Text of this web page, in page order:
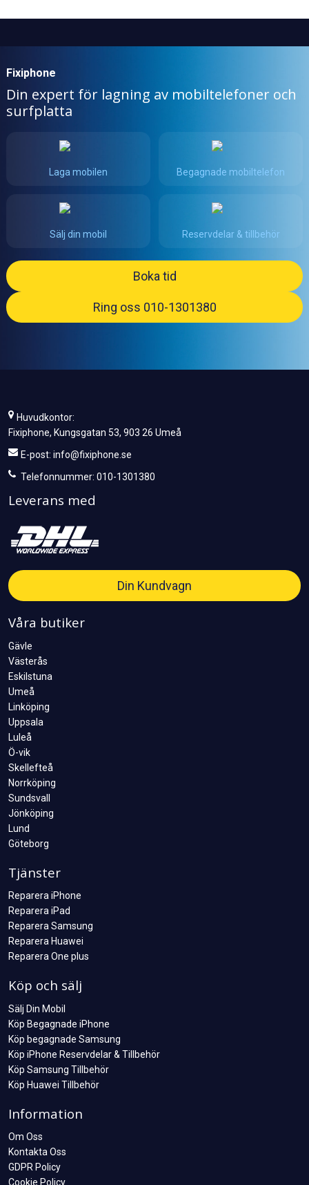
Fixiphone
Din expert för lagning av mobiltelefoner och
surfplatta
Laga mobilen Begagnade mobiltelefon
Sälj din mobil Reservdelar & tillbehör
Boka tid
Ring oss 010-1301380
Huvudkontor:
Fixiphone, Kungsgatan 53, 903 26 Umeå
E-post: info@fixiphone.se
Telefonnummer: 010-1301380
Leverans med
Din Kundvagn
Våra butiker
Gävle
Västerås
Eskilstuna
Umeå
Linköping
Uppsala
Luleå
Ö-vik
Skellefteå
Norrköping
Sundsvall
Jönköping
Lund
Göteborg
Tjänster
Reparera iPhone
Reparera iPad
Reparera Samsung
Reparera Huawei
Reparera One plus
Köp och sälj
Sälj Din Mobil
Köp Begagnade iPhone
Köp begagnade Samsung
Köp iPhone Reservdelar & Tillbehör
Köp Samsung Tillbehör
Köp Huawei Tillbehör
Information
Om Oss
Kontakta Oss
GDPR Policy
Cookie Policy